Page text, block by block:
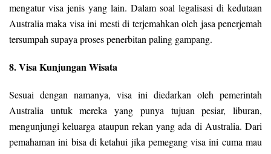
mengatur visa jenis yang lain. Dalam soal legalisasi di kedutaan
Australia maka visa ini mesti di terjemahkan oleh jasa penerjemah
tersumpah supaya proses penerbitan paling gampang.
8. Visa Kunjungan Wisata
Sesuai dengan namanya, visa ini diedarkan oleh pemerintah
Australia untuk mereka yang punya tujuan pesiar, liburan,
mengunjungi keluarga ataupun rekan yang ada di Australia. Dari
pemahaman ini bisa di ketahui jika pemegang visa ini cuma mau